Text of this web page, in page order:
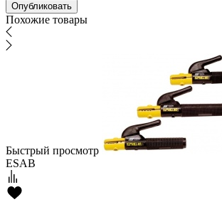
Похожие товары
Быстрый просмотр
ESAB